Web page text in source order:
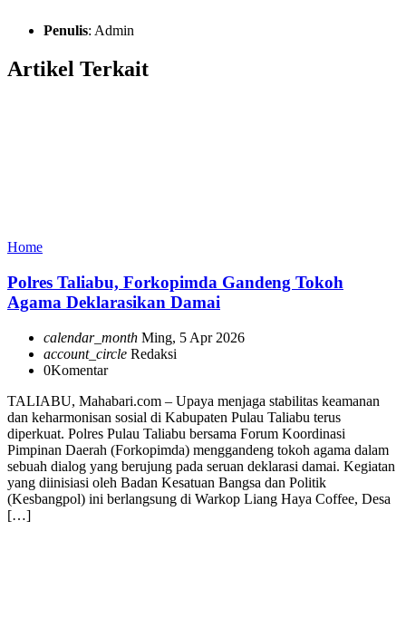
Penulis: Admin
Artikel Terkait
Home
Polres Taliabu, Forkopimda Gandeng Tokoh
Agama Deklarasikan Damai
calendar_month Ming, 5 Apr 2026
account_circle Redaksi
0Komentar
TALIABU, Mahabari.com – Upaya menjaga stabilitas keamanan
dan keharmonisan sosial di Kabupaten Pulau Taliabu terus
diperkuat. Polres Pulau Taliabu bersama Forum Koordinasi
Pimpinan Daerah (Forkopimda) menggandeng tokoh agama dalam
sebuah dialog yang berujung pada seruan deklarasi damai. Kegiatan
yang diinisiasi oleh Badan Kesatuan Bangsa dan Politik
(Kesbangpol) ini berlangsung di Warkop Liang Haya Coffee, Desa
[…]